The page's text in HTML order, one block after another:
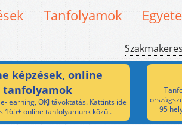
Tanfolyamok
képzések, online
tanfolyamok
learning, OKJ távoktatás. Kattints ide
165+ online tanfolyamunk közül.
95